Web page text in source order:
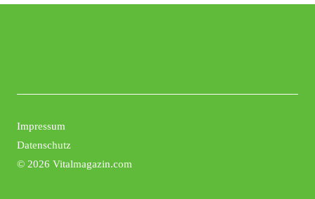
© 2026 Vitalmagazin.com
Impressum
Datenschutz